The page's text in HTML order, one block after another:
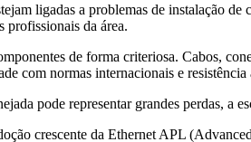
ligadas a problemas de instalação
profissionais da área.
de forma criteriosa. Cabos,
com normas internacionais e
pode representar grandes perdas,
crescente da Ethernet APL